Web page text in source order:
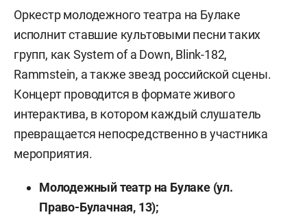
Оркестр молодежного театра на Булаке
исполнит ставшие культовыми песни таких
групп, как System of a Down, Blink-182,
Rammstein, а также звезд российской сцены.
Концерт проводится в формате живого
интерактива, в котором каждый слушатель
превращается непосредственно в участника
мероприятия.
Молодежный театр на Булаке (ул.
Право-Булачная, 13);